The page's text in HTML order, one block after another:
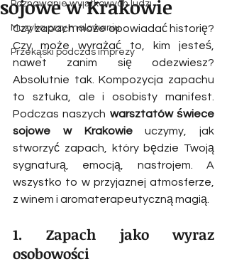
Poznawanie wyjątkowych ludzi
Muzyka przy malowaniu
Przekąski podczas imprezy
sojowe w Krakowie
Czy zapach może opowiadać historię?
Czy może wyrażać to, kim jesteś,
nawet zanim się odezwiesz?
Absolutnie tak. Kompozycja zapachu
to sztuka, ale i osobisty manifest.
Podczas naszych warsztatów świece
sojowe w Krakowie uczymy, jak
stworzyć zapach, który będzie Twoją
sygnaturą, emocją, nastrojem. A
wszystko to w przyjaznej atmosferze,
z winem i aromaterapeutyczną magią.
1. Zapach jako wyraz
osobowości